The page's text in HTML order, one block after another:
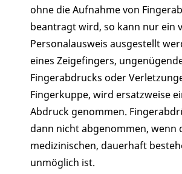
ohne die Aufnahme von
beantragt wird, so kann nur ein
Personalausweis ausgestellt
eines Zeigefingers,
Fingerabdrucks oder
Fingerkuppe, wird ersatzweise
Abdruck genommen.
dann nicht abgenommen, wenn
medizinischen, dauerhaft
unmöglich ist.